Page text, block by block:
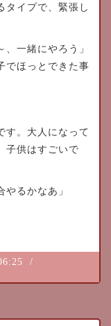
タイプで、緊張し
一緒にやろう」
でほっとできた事
す。大人になって
子供はすごいで
るかなあ」